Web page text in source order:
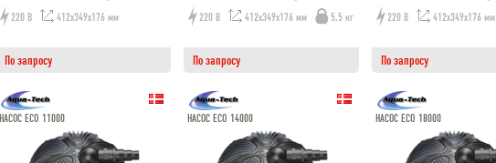
220 В
412x349x176 мм
По запросу
220 В
412x349x176 мм 5,5 кг
По запросу
220 В
412x349x176 мм
По запросу
НАСОС ECO 11000 НАСОС ECO 14000 НАСОС ECO 18000